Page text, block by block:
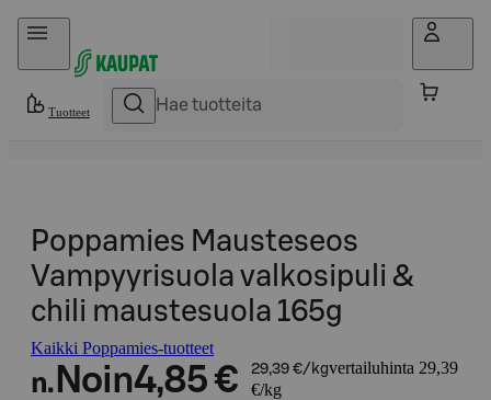
Hyppää sisältöön
Tuotteet
Poppamies Mausteseos
Vampyyrisuola valkosipuli &
chili maustesuola 165g
Kaikki Poppamies-tuotteet
n. Noin4,85 € 29,39 €/kgvertailuhinta 29,39
€/kg